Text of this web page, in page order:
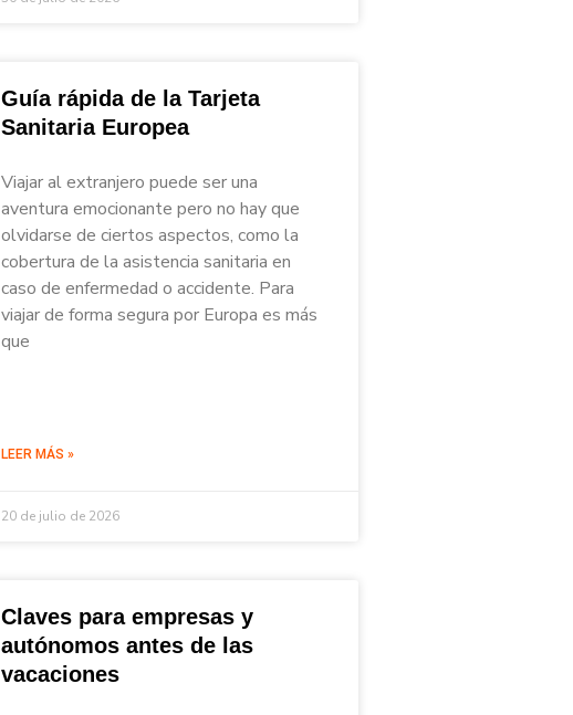
Guía rápida de la Tarjeta
Sanitaria Europea
Viajar al extranjero puede ser una
aventura emocionante pero no hay que
olvidarse de ciertos aspectos, como la
cobertura de la asistencia sanitaria en
caso de enfermedad o accidente. Para
viajar de forma segura por Europa es más
que
LEER MÁS »
20 de julio de 2026
Claves para empresas y
autónomos antes de las
vacaciones